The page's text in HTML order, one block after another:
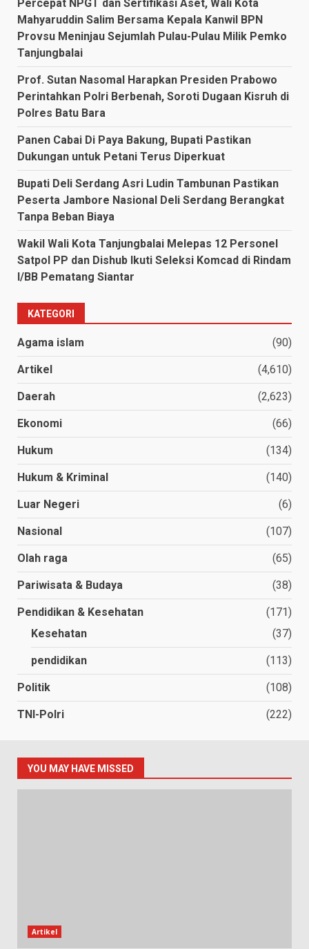
Percepat NPGT dan Sertifikasi Aset, Wali Kota
Mahyaruddin Salim Bersama Kepala Kanwil BPN
Provsu Meninjau Sejumlah Pulau-Pulau Milik Pemko
Tanjungbalai
Prof. Sutan Nasomal Harapkan Presiden Prabowo
Perintahkan Polri Berbenah, Soroti Dugaan Kisruh di
Polres Batu Bara
Panen Cabai Di Paya Bakung, Bupati Pastikan
Dukungan untuk Petani Terus Diperkuat
Bupati Deli Serdang Asri Ludin Tambunan Pastikan
Peserta Jambore Nasional Deli Serdang Berangkat
Tanpa Beban Biaya
Wakil Wali Kota Tanjungbalai Melepas 12 Personel
Satpol PP dan Dishub Ikuti Seleksi Komcad di Rindam
I/BB Pematang Siantar
KATEGORI
Agama islam (90)
Artikel (4,610)
Daerah (2,623)
Ekonomi (66)
Hukum (134)
Hukum & Kriminal (140)
Luar Negeri (6)
Nasional (107)
Olah raga (65)
Pariwisata & Budaya (38)
Pendidikan & Kesehatan
(171)
Kesehatan
(37)
pendidikan (113)
Politik (108)
TNI-Polri (222)
YOU MAY HAVE MISSED
Artikel